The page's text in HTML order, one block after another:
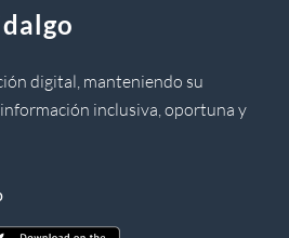
digital, manteniendo su
inclusiva, oportuna y